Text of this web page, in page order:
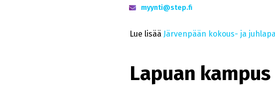
myynti@step.fi
Lue lisää Järvenpään kokous- ja
Lapuan kampus